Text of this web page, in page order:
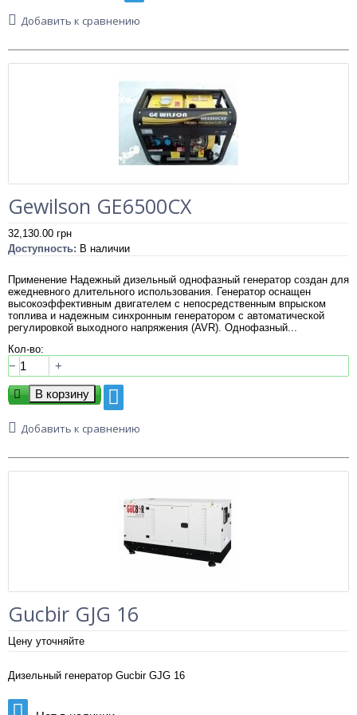
устройства просты и легки в применении. К тому же, дизельные
вы принимаете абсолютно верное решение, если решите купить
Добавить к сравнению
Gewilson GE6500CX
32,130.00 грн
Доступность: В наличии
Применение Надежный дизельный однофазный генератор создан для
ежедневного длительного использования. Генератор оснащен
высокоэффективным двигателем c непосредственным впрыском
топлива и надежным синхронным генератором с автоматической
регулировкой выходного напряжения (AVR). Однофазный...
Кол-во:
− +
Добавить к сравнению
Gucbir GJG 16
Цену уточняйте
Дизельный генератор Gucbir GJG 16